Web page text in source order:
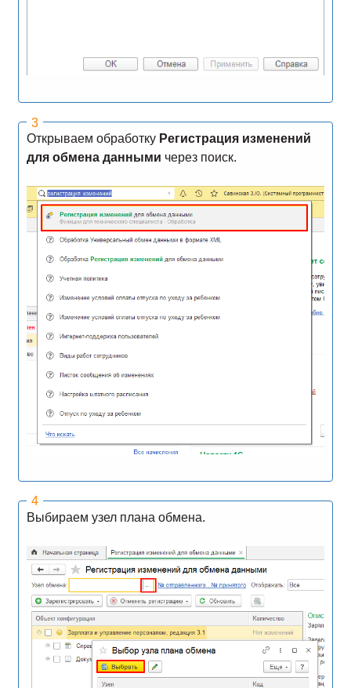
Открываем обработку Регистрация изменений
для обмена данными через поиск.
Выбираем узел плана обмена.